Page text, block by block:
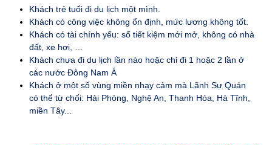
Khách trẻ tuổi đi du lịch một mình.
Khách có công việc không ổn định, mức lương không tốt.
Khách có tài chính yếu: sổ tiết kiệm mới mở, không có nhà
đất, xe hơi, …
Khách chưa đi du lịch lần nào hoặc chỉ đi 1 hoặc 2 lần ở
các nước Đông Nam Á
Khách ở một số vùng miền nhạy cảm mà Lãnh Sự Quán
có thể từ chối: Hải Phòng, Nghệ An, Thanh Hóa, Hà Tĩnh,
miền Tây...